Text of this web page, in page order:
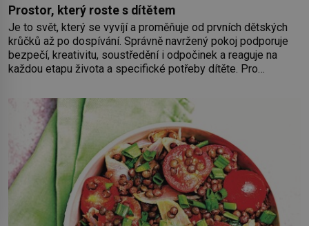
Prostor, který roste s dítětem
Je to svět, který se vyvíjí a proměňuje od prvních dětských
krůčků až po dospívání. Správně navržený pokoj podporuje
bezpečí, kreativitu, soustředění i odpočinek a reaguje na
každou etapu života a specifické potřeby dítěte. Pro
by pokoj miminka měl působit především klidně a útulně.
Předškolní věk je